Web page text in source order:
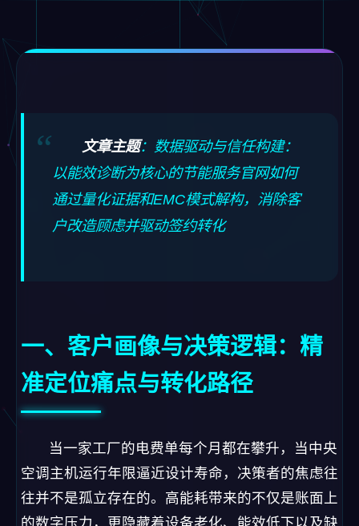
文章主题：数据驱动与信任构建：
以能效诊断为核心的节能服务官网如何
通过量化证据和EMC模式解构，消除客
户改造顾虑并驱动签约转化
一、客户画像与决策逻辑：精
准定位痛点与转化路径
当一家工厂的电费单每个月都在攀升，当中央
空调主机运行年限逼近设计寿命，决策者的焦虑往
往并不是孤立存在的。高能耗带来的不仅是账面上
的数字压力，更隐藏着设备老化、能效低下以及缺